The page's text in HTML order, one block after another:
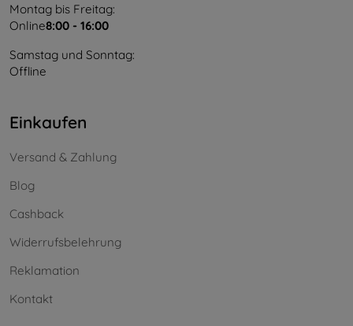
Montag bis Freitag:
Online8:00 - 16:00
Samstag und Sonntag:
Offline
Einkaufen
Versand & Zahlung
Blog
Cashback
Widerrufsbelehrung
Reklamation
Kontakt